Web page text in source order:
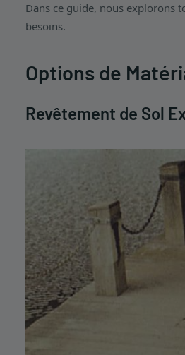
Dans ce guide, nous explorons
besoins.
Options de
Revêtement de Sol